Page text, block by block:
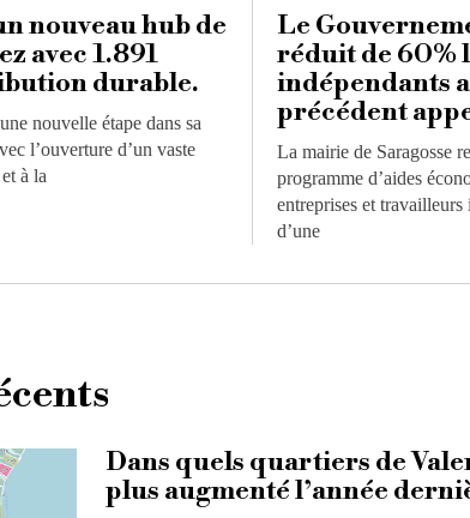
nouveau hub de
avec 1.891
durable.
nouvelle étape dans sa
l’ouverture d’un vaste
à la
Le
réduit de 60%
indépendants
précédent
La mairie de Saragosse
programme d’aides
entreprises et
d’une
Dans quels quartiers de
plus augmenté l’année